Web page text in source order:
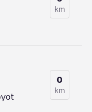
km
0
km